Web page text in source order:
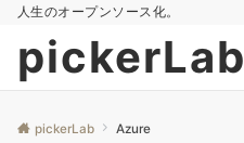
人生のオープンソース化。
pickerLab
pickerLab Azure